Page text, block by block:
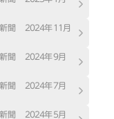
聞 ２０２４年１１月
聞 ２０２４年９月
聞 ２０２４年７月
聞 ２０２４年５月